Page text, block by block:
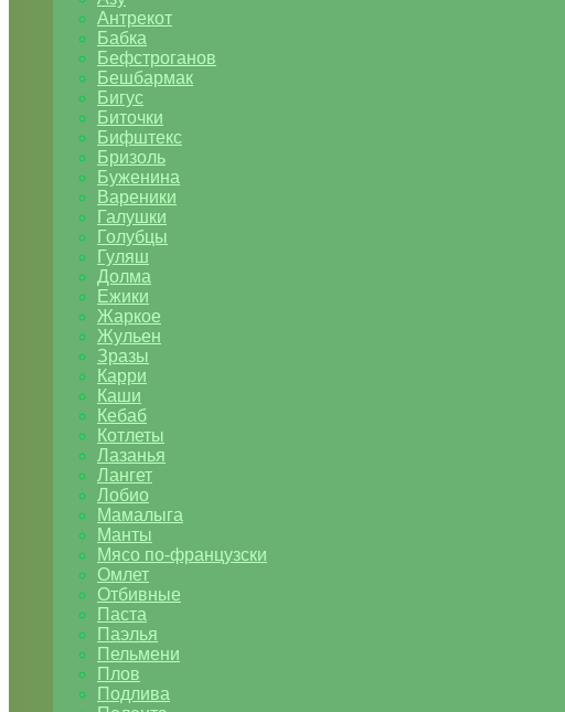
Антрекот
Бабка
Бефстроганов
Бешбармак
Бигус
Биточки
Бифштекс
Бризоль
Буженина
Вареники
Галушки
Голубцы
Гуляш
Долма
Ежики
Жаркое
Жульен
Зразы
Карри
Каши
Кебаб
Котлеты
Лазанья
Лангет
Лобио
Мамалыга
Манты
Мясо по-французски
Омлет
Отбивные
Паста
Паэлья
Пельмени
Плов
Подлива